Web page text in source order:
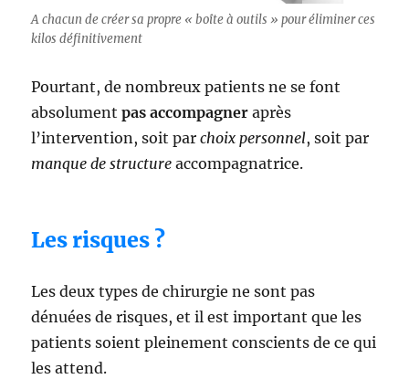
A chacun de créer sa propre « boîte à outils » pour éliminer ces
kilos définitivement
Pourtant, de nombreux patients ne se font
absolumentpas accompagner après
l’intervention, soit parchoix personnel, soit par
manque de structure accompagnatrice.
Les risques ?
Les deux types de chirurgie ne sont pas
dénuées de risques, et il est important que les
patients soient pleinement conscients de ce qui
les attend.